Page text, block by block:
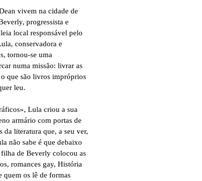
vivem na cidade de
progressista e
local responsável pelo
conservadora e
tornou-se uma
numa missão: livrar as
que são livros impróprios
leu.
Lula criou a sua
armário com portas de
da literatura que, a seu ver,
não sabe é que debaixo
de Beverly colocou as
romances gay, História
quem os lê de formas